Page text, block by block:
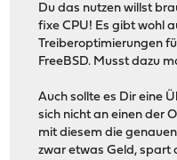
Du das nutzen willst
fixe CPU! Es gibt wohl
Treiberoptimierungen
FreeBSD. Musst dazu
Auch sollte es Dir eine
sich nicht an einen der
mit diesem die
zwar etwas Geld, spart